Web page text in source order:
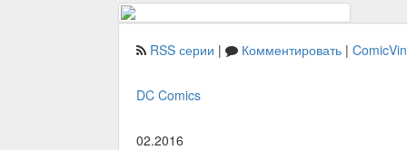
RSS серии | Комментировать |
DC Comics
02.2016